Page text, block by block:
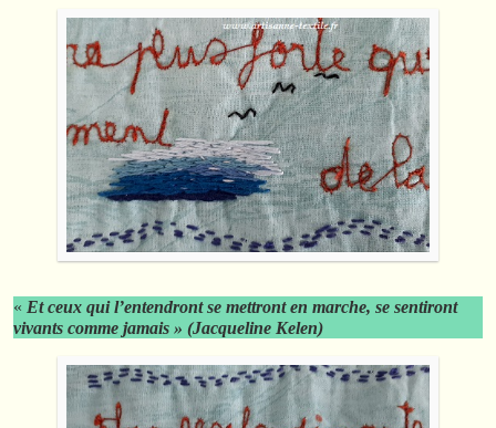
« Et ceux qui l’entendront se mettront en marche, se sentiront
vivants comme jamais » (Jacqueline Kelen)